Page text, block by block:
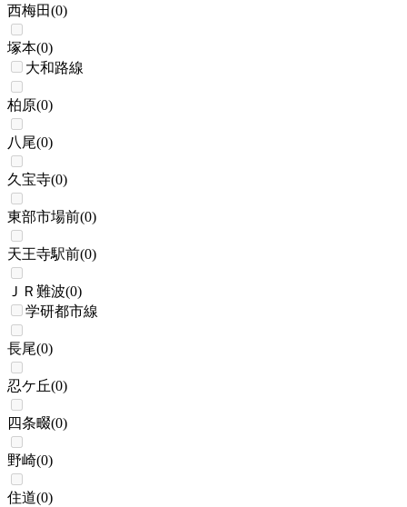
西梅田(0)
塚本(0)
大和路線
柏原(0)
八尾(0)
久宝寺(0)
東部市場前(0)
天王寺駅前(0)
ＪＲ難波(0)
学研都市線
長尾(0)
忍ケ丘(0)
四条畷(0)
野崎(0)
住道(0)